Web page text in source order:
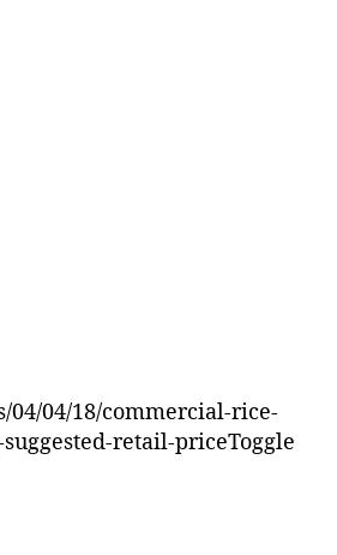
04/04/18/commercial-rice-
retail-priceToggle